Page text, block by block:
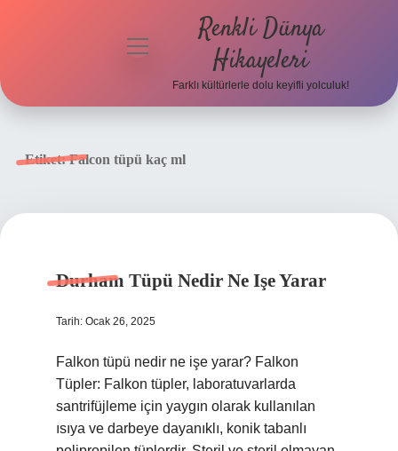
Politikası
menüyü
Renkli Dünya
Hikayeleri
Farklı kültürlerle dolu keyifli yolculuk!
Etiket:Falcon tüpü kaç ml
Durham Tüpü Nedir Ne Işe Yarar
Tarih: Ocak 26, 2025
Falkon tüpü nedir ne işe yarar? Falkon
Tüpler: Falkon tüpler, laboratuvarlarda
santrifüjleme için yaygın olarak kullanılan
ısıya ve darbeye dayanıklı, konik tabanlı